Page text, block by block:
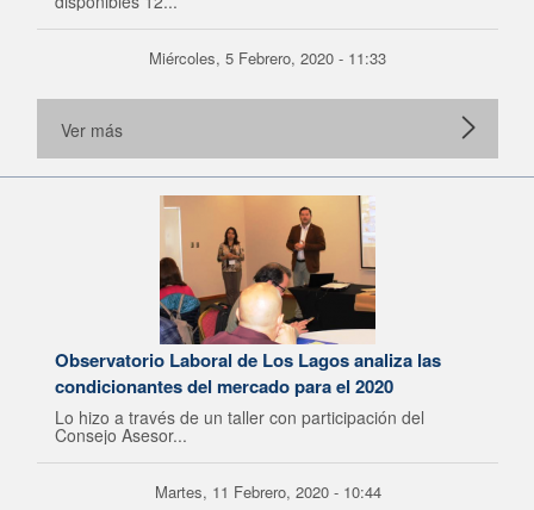
Miércoles, 5 Febrero, 2020 - 11:33
Ver más
Observatorio Laboral de Los Lagos analiza las
condicionantes del mercado para el 2020
Lo hizo a través de un taller con participación del
Consejo Asesor...
Martes, 11 Febrero, 2020 - 10:44